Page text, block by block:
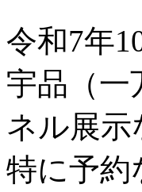
令和7年
宇品（一
ネル展
特に予約